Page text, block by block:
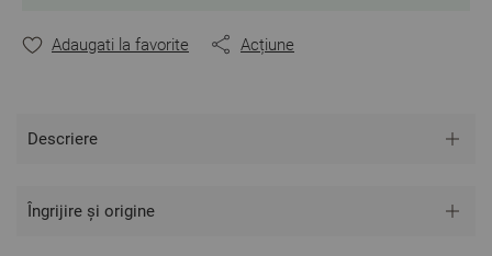
Mărime:
Adaugati la favorite Acțiune
Descriere
Îngrijire și origine